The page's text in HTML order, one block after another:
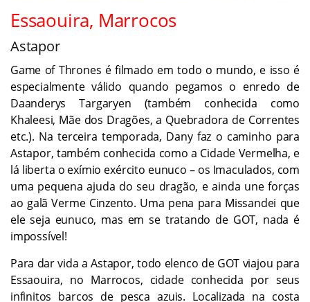
Essaouira, Marrocos
Astapor
Game of Thrones é filmado em todo o mundo, e isso é
especialmente válido quando pegamos o enredo de
Daanderys Targaryen (também conhecida como
Khaleesi, Mãe dos Dragões, a Quebradora de Correntes
etc.). Na terceira temporada, Dany faz o caminho para
Astapor, também conhecida como a Cidade Vermelha, e
lá liberta o exímio exército eunuco – os Imaculados, com
uma pequena ajuda do seu dragão, e ainda une forças
ao galã Verme Cinzento. Uma pena para Missandei que
ele seja eunuco, mas em se tratando de GOT, nada é
impossível!
Para dar vida a Astapor, todo elenco de GOT viajou para
Essaouira, no Marrocos, cidade conhecida por seus
infinitos barcos de pesca azuis. Localizada na costa